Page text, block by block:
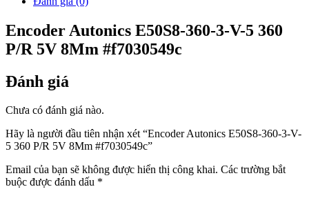
Encoder Autonics E50S8-360-3-V-5 360
P/R 5V 8Mm #f7030549c
Đánh giá
Chưa có đánh giá nào.
Hãy là người đầu tiên nhận xét “Encoder Autonics E50S8-360-3-V-
5 360 P/R 5V 8Mm #f7030549c”
Email của bạn sẽ không được hiển thị công khai. Các trường bắt
buộc được đánh dấu *